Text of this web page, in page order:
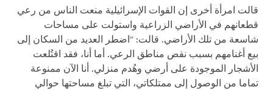
قالت امرأة أخرى إن القوات الإسرائيلية منعت الناس من رعي
قطعانهم في الأراضي الزراعية واستولت على مساحات
شاسعة من تلك الأراضي. قالت: "اضطر العديد من السكان إلى
بيع أغنامهم بسبب نقص مناطق الرعي. أما أنا، فقد اقتُلعت
الأشجار الموجودة على أرضي وهُدم منزلي. أنا الآن ممنوعة
تماما من الوصول إلى ممتلكاتي، التي تبلغ مساحتها حوالي